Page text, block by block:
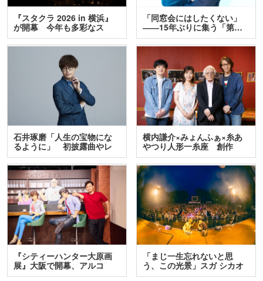
『スタクラ 2026 in 横浜』
が開幕 今年も多彩なス
テ…
「同窓会にはしたくない」
――15年ぶりに集う「第…
石井琢磨「人生の宝物にな
るように」 初披露曲やレ
ア…
横内謙介×みょんふぁ×糸あ
やつり人形一糸座 創作
人…
『シティーハンター大原画
展』大阪で開幕、アルコ
＆…
「まじ一生忘れないと思
う、この光景」スガ シカオ
と…